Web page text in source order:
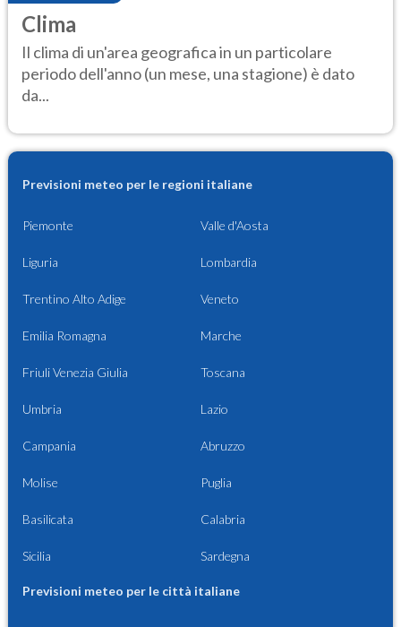
Clima
Il clima di un'area geografica in un particolare
periodo dell'anno (un mese, una stagione) è dato
da...
Previsioni meteo per le regioni italiane
Piemonte Valle d'Aosta
Liguria Lombardia
Trentino Alto Adige Veneto
Emilia Romagna Marche
Friuli Venezia Giulia Toscana
Umbria Lazio
Campania Abruzzo
Molise Puglia
Basilicata Calabria
Sicilia Sardegna
Previsioni meteo per le città italiane